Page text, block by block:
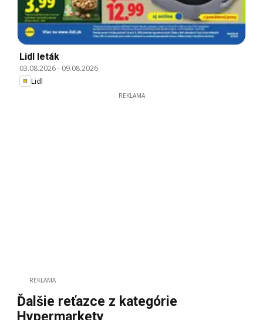
Lidl leták
03.08.2026- 09.08.2026
Lidl
REKLAMA
REKLAMA
Ďalšie reťazce z kategórie
Hypermarkety